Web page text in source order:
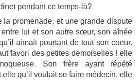
pendant ce temps-là?
la promenade, et une grande dispute
entre lui et son autre sœur, son aînée
aimait pourtant de tout son coeur.
favori des petites demoiselles ! elle
Son frère ayant répété
qu’il voulait se faire médecin, elle